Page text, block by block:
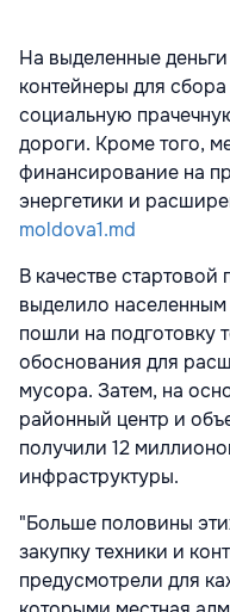
На выделенные
контейнеры для
социальную
дороги. Кроме того,
финансирование на
энергетики и
moldova1.md
В качестве
выделило
пошли на подготовку
обоснования для
мусора. Затем, на
районный центр и
получили 12
инфраструктуры.
"Больше половины
закупку техники и
предусмотрели для